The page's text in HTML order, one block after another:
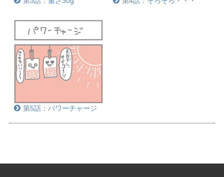
第5話：パワーチャージ